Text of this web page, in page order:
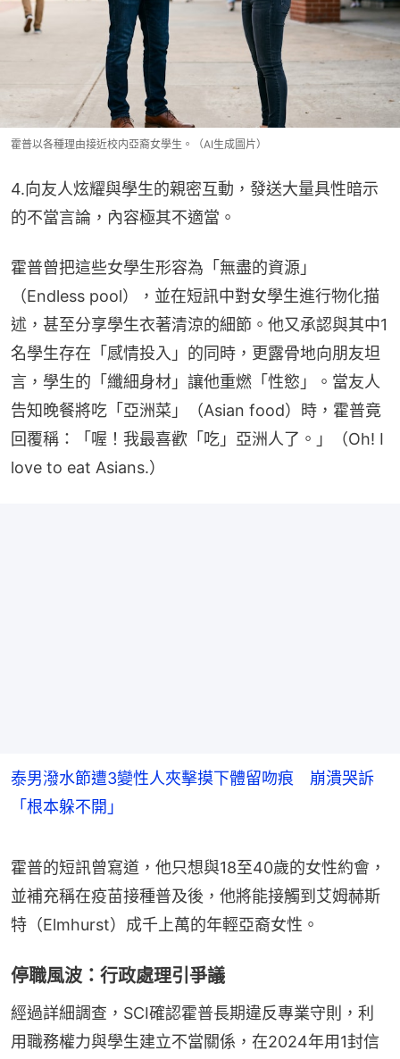
霍普以各種理由接近校内亞裔女學生。（AI生成圖片）
4.向友人炫耀與學生的親密互動，發送大量具性暗示
的不當言論，內容極其不適當。
霍普曾把這些女學生形容為「無盡的資源」
（Endless pool），並在短訊中對女學生進行物化描
述，甚至分享學生衣著清涼的細節。他又承認與其中1
名學生存在「感情投入」的同時，更露骨地向朋友坦
言，學生的「纖細身材」讓他重燃「性慾」。當友人
告知晚餐將吃「亞洲菜」（Asian food）時，霍普竟
回覆稱：「喔！我最喜歡「吃」亞洲人了。」（Oh! I
love to eat Asians.）
泰男潑水節遭3變性人夾擊摸下體留吻痕 崩潰哭訴
「根本躲不開」
霍普的短訊曾寫道，他只想與18至40歲的女性約會，
並補充稱在疫苗接種普及後，他將能接觸到艾姆赫斯
特（Elmhurst）成千上萬的年輕亞裔女性。
停職風波：行政處理引爭議
經過詳細調查，SCI確認霍普長期違反專業守則，利
用職務權力與學生建立不當關係，在2024年用1封信